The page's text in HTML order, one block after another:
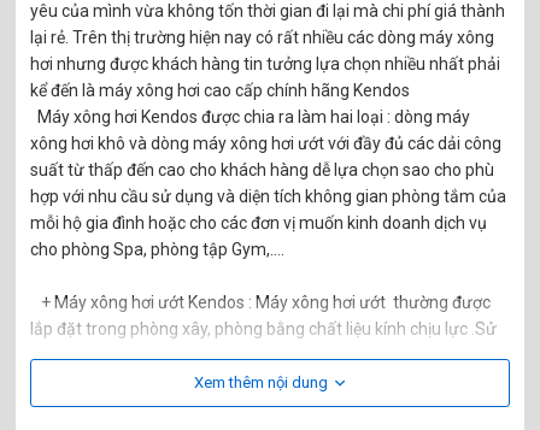
yêu của mình vừa không tốn thời gian đi lại mà chi phí giá thành
lại rẻ. Trên thị trường hiện nay có rất nhiều các dòng máy xông
hơi nhưng được khách hàng tin tưởng lựa chọn nhiều nhất phải
kể đến là máy xông hơi cao cấp chính hãng Kendos
Máy xông hơi Kendos được chia ra làm hai loại : dòng máy
xông hơi khô và dòng máy xông hơi ướt với đầy đủ các dải công
suất từ thấp đến cao cho khách hàng dễ lựa chọn sao cho phù
hợp với nhu cầu sử dụng và diện tích không gian phòng tắm của
mỗi hộ gia đình hoặc cho các đơn vị muốn kinh doanh dịch vụ
cho phòng Spa, phòng tập Gym,….
+ Máy xông hơi ướt Kendos : Máy xông hơi ướt thường được
lắp đặt trong phòng xây, phòng bằng chất liệu kính chịu lực .Sử
dụng máy xông hơi ướt nhằm tạo ra nhiệt ướt trong phòng
khoảng 45 độ C với độ ẩm gần 100%. Do đó với những phòng
tắm của gia đình đình Việt sử dụng phòng tắm kính chỉ cần lắp
Xem thêm nội dung